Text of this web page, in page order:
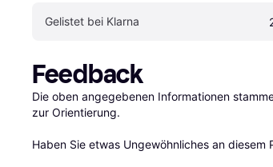
Gelistet bei Klarna
Feedback
Die oben angegebenen Informationen
zur Orientierung.
Haben Sie etwas Ungewöhnliches an